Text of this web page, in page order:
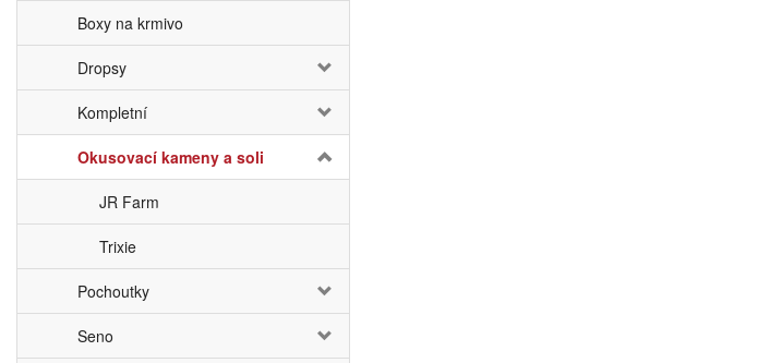
Boxy na krmivo
Dropsy
Kompletní
Okusovací kameny a soli
JR Farm
Trixie
Pochoutky
Seno